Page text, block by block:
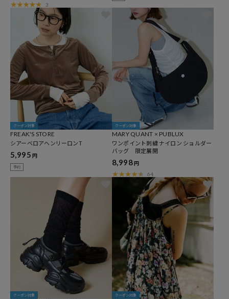
3
クーポン対象
FREAK'S STORE
シアーベロアヘンリーロンT
5,995 円
予約
クーポン対象
MARY QUANT × PUBLUX
ワンポイント刺繍 ナイロン ショルダー
バッグ 限定展開
8,998円
64
クーポン対象 クーポン対象